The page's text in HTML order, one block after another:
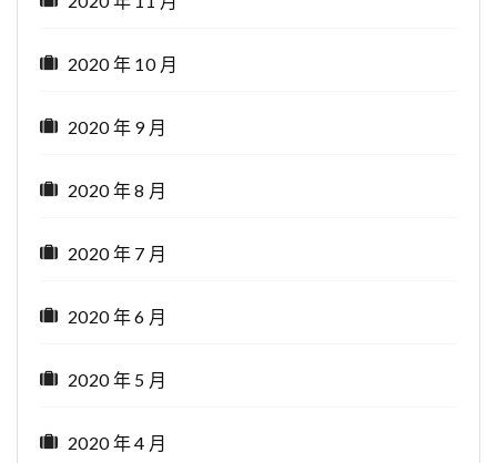
2020 年 10 月
2020 年 9 月
2020 年 8 月
2020 年 7 月
2020 年 6 月
2020 年 5 月
2020 年 4 月